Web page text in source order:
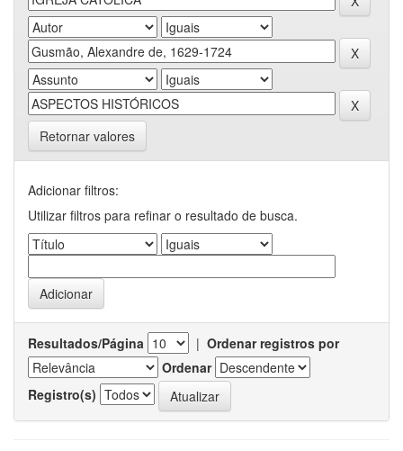
Retornar valores
Adicionar filtros:
Utilizar filtros para refinar o resultado de busca.
Resultados/Página | Ordenar registros por
Ordenar
Registro(s)